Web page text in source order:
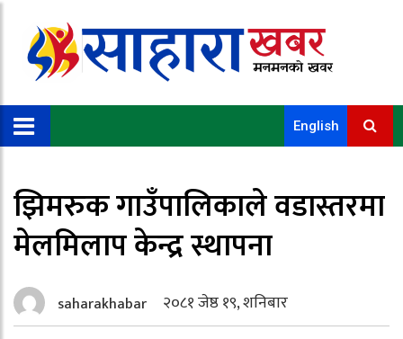
English
झिमरुक गाउँपालिकाले वडास्तरमा
मेलमिलाप केन्द्र स्थापना
saharakhabar २०८१ जेष्ठ १९, शनिबार